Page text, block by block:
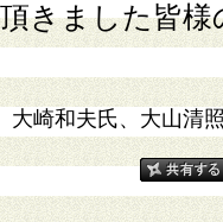
きました皆
大崎和夫氏、大山清